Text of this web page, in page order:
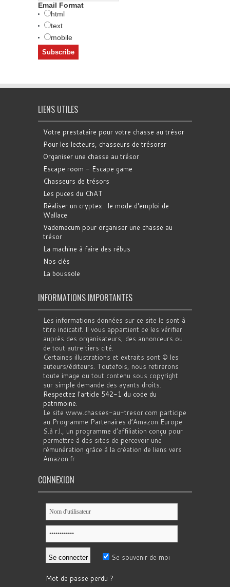
Email Format
html
text
mobile
LIENS UTILES
Votre prestataire pour votre chasse au trésor
Pour les lecteurs, chasseurs de trésorsr
Organiser une chasse au trésor
Escape room - Escape game
Chasseurs de trésors
Les puces du ChAT
Réaliser un cryptex : le mode d'emploi de
Wallace
Vademecum pour organiser une chasse au
trésor
La machine à faire des rébus
Nos clés
La boussole
INFORMATIONS IMPORTANTES
Les informations données sur ce site le sont à
titre indicatif. Il vous appartient de les vérifier
auprès des organisateurs, des annonceurs ou
de tout autre tiers cité.
Certaines illustrations et extraits sont © les
auteurs/éditeurs. Toutefois, nous retirerons
toute image ou tout contenu sous copyright
sur simple demande des ayants droits.
Respectez l'article 542-1 du code du
patrimoine.
Le site www.chasses-au-tresor.com participe
au Programme Partenaires d’Amazon Europe
S.à r.l., un programme d’affiliation conçu pour
permettre à des sites de percevoir une
rémunération grâce à la création de liens vers
Amazon.fr
CONNEXION
Se souvenir de moi
Mot de passe perdu ?